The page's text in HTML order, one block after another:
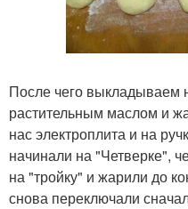
После чего выкладываем
растительным маслом и
нас электроплита и на
начинали на "Четверке",
на "тройку" и жарили до
снова переключали